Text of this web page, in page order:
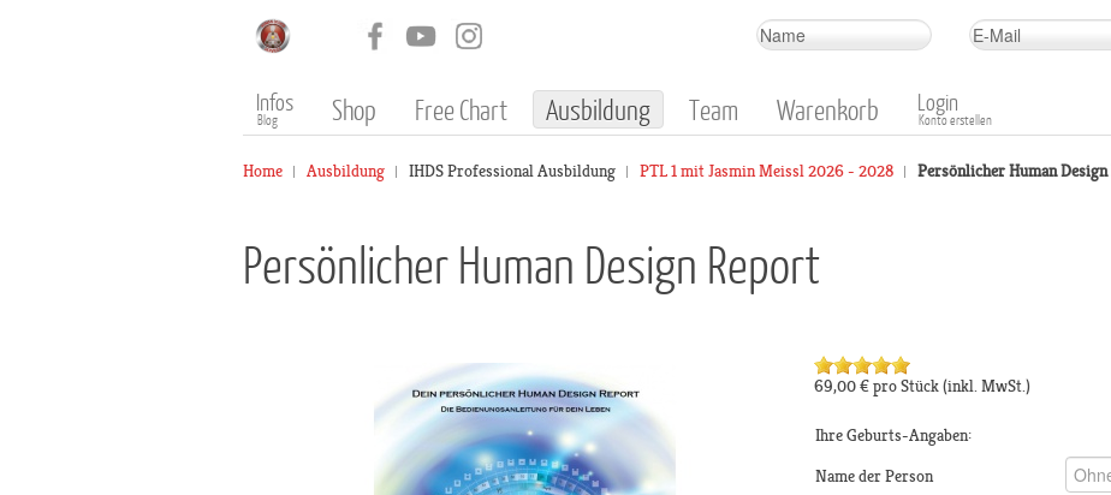
Infos
Blog Shop Free Chart Ausbildung Team Warenkorb Login
Konto erstellen
Home Ausbildung IHDS Professional Ausbildung PTL 1 mit Jasmin Meissl 2026 - 2028 Persönlicher Human
Persönlicher Human Design Report
69,00 €pro Stück(inkl. MwSt.)
Ihre Geburts-Angaben:
Name der Person